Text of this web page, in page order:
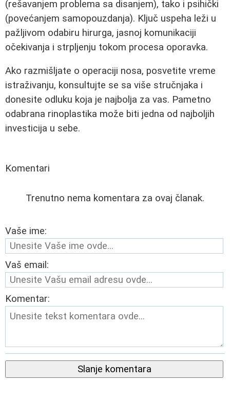
(rešavanjem problema sa disanjem), tako i psihički
(povećanjem samopouzdanja). Ključ uspeha leži u
pažljivom odabiru hirurga, jasnoj komunikaciji
očekivanja i strpljenju tokom procesa oporavka.
Ako razmišljate o operaciji nosa, posvetite vreme
istraživanju, konsultujte se sa više stručnjaka i
donesite odluku koja je najbolja za vas. Pametno
odabrana rinoplastika može biti jedna od najboljih
investicija u sebe.
Komentari
Trenutno nema komentara za ovaj članak.
Vaše ime:
Vaš email:
Komentar:
Slanje komentara